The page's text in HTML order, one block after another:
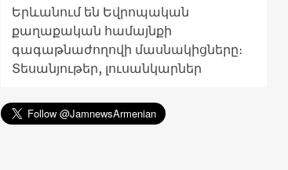
Երևանում են Եվրոպական
քաղաքական համայնքի
գագաթնաժողովի մասնակիցները։
Տեսանյութեր, լուսանկարներ